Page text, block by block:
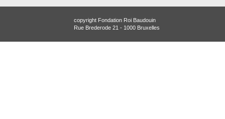
copyright Fondation Roi Baudouin
Rue Brederode 21 - 1000 Bruxelles